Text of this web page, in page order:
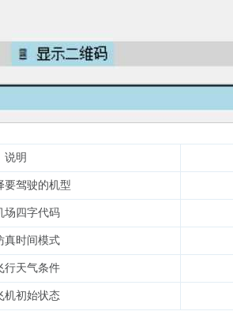
说明
要驾驶的机型
场四字代码
真时间模式
行天气条件
机初始状态